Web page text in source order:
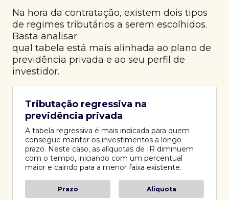
Na hora da contratação, existem dois tipos
de regimes tributários a serem escolhidos.
Basta analisar
qual tabela está mais alinhada ao plano de
previdência privada e ao seu perfil de
investidor.
Tributação regressiva na
previdência privada
A tabela regressiva é mais indicada para quem
consegue manter os investimentos a longo
prazo. Neste caso, as alíquotas de IR diminuem
com o tempo, iniciando com um percentual
maior e caindo para a menor faixa existente.
Prazo
Aliquota